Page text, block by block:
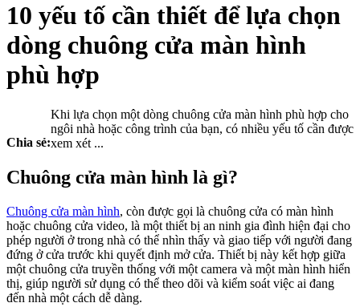
10 yếu tố cần thiết để lựa chọn
dòng chuông cửa màn hình
phù hợp
Chia sẻ:
Khi lựa chọn một dòng chuông cửa màn hình phù hợp cho
ngôi nhà hoặc công trình của bạn, có nhiều yếu tố cần được
xem xét ...
Chuông cửa màn hình là gì?
Chuông cửa màn hình, còn được gọi là chuông cửa có màn hình
hoặc chuông cửa video, là một thiết bị an ninh gia đình hiện đại cho
phép người ở trong nhà có thể nhìn thấy và giao tiếp với người đang
đứng ở cửa trước khi quyết định mở cửa. Thiết bị này kết hợp giữa
một chuông cửa truyền thống với một camera và một màn hình hiển
thị, giúp người sử dụng có thể theo dõi và kiểm soát việc ai đang
đến nhà một cách dễ dàng.